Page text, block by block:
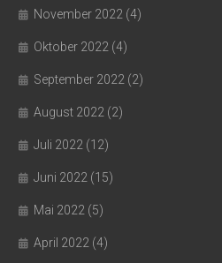
November 2022 (4)
Oktober 2022 (4)
September 2022 (2)
August 2022 (2)
Juli 2022 (12)
Juni 2022 (15)
Mai 2022 (5)
April 2022 (4)